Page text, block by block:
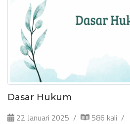
Dasar Hukum
22 Januari 2025 586 kali